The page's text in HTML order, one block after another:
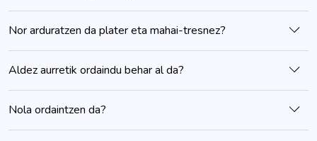
Nor arduratzen da plater eta mahai-tresnez?
Aldez aurretik ordaindu behar al da?
Nola ordaintzen da?